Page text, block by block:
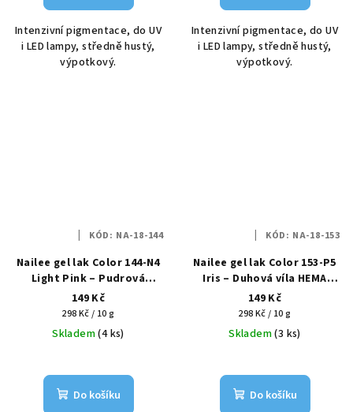
Intenzivní pigmentace, do UV
i LED lampy, středně hustý,
výpotkový.
Intenzivní pigmentace, do UV
i LED lampy, středně hustý,
výpotkový.
Nailee gel lak Color 144-N4
Light Pink – Pudrová
elegance HEMA Free 6g
149 Kč
Měrná
cena:
298 Kč / 10 g
Skladem(4 ks)
Do košíku
KÓD: NA-18-144
Nailee gel lak Color 153-P5
Iris – Duhová víla HEMA
Free 6g
149 Kč
Měrná
cena:
298 Kč / 10 g
Skladem(3 ks)
Do košíku
KÓD: NA-18-153